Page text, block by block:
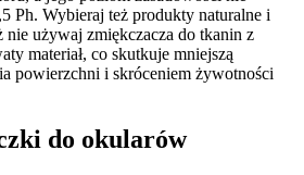
Ph. Wybieraj też produkty naturalne i
nie używaj zmiękczacza do tkanin z
materiał, co skutkuje mniejszą
powierzchni i skróceniem żywotności
do okularów